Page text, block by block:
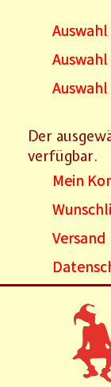
Der
verfügbar.
Mein
Versand